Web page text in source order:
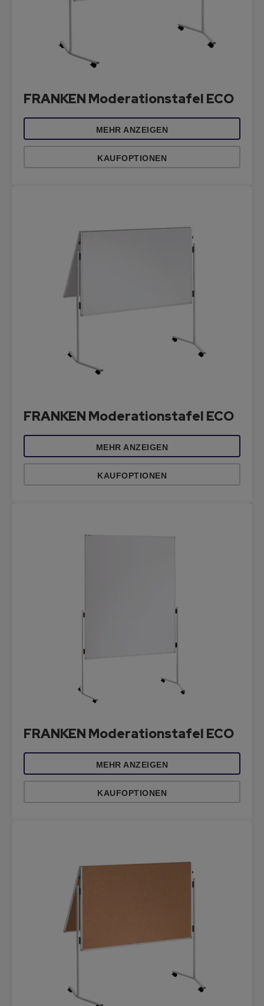
FRANKEN Moderationstafel ECO
MEHR ANZEIGEN
KAUFOPTIONEN
FRANKEN Moderationstafel ECO
MEHR ANZEIGEN
KAUFOPTIONEN
FRANKEN Moderationstafel ECO
MEHR ANZEIGEN
KAUFOPTIONEN